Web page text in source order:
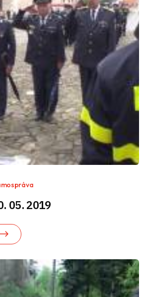
05. 2019